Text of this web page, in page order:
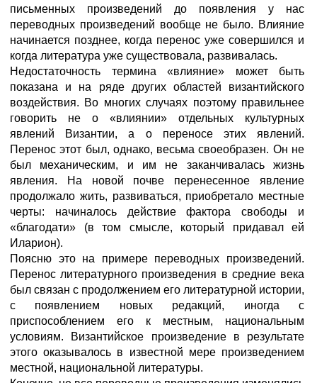
письменных произведений до появления у нас
переводных произведений вообще не было. Влияние
начинается позднее, когда перенос уже совершился и
когда литература уже существовала, развивалась.
Недостаточность термина «влияние» может быть
показана и на ряде других областей византийского
воздействия. Во многих случаях поэтому правильнее
говорить не о «влиянии» отдельных культурных
явлений Византии, а о переносе этих явлений.
Перенос этот был, однако, весьма своеобразен. Он не
был механическим, и им не заканчивалась жизнь
явления. На новой почве перенесенное явление
продолжало жить, развиваться, приобретало местные
черты: начиналось действие фактора свободы и
«благодати» (в том смысле, который придавал ей
Иларион).
Поясню это на примере переводных произведений.
Перенос литературного произведения в средние века
был связан с продолжением его литературной истории,
с появлением новых редакций, иногда с
приспособлением его к местным, национальным
условиям. Византийское произведение в результате
этого оказывалось в известной мере произведением
местной, национальной литературы.